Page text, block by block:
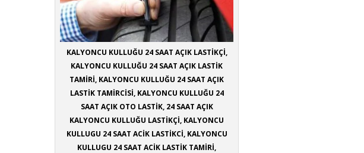
KALYONCU KULLUĞU 24 SAAT AÇIK LASTİKÇİ,
KALYONCU KULLUĞU 24 SAAT AÇIK LASTİK
TAMİRİ, KALYONCU KULLUĞU 24 SAAT AÇIK
LASTİK TAMİRCİSİ, KALYONCU KULLUĞU 24
SAAT AÇIK OTO LASTİK, 24 SAAT AÇIK
KALYONCU KULLUĞU LASTİKÇİ, KALYONCU
KULLUGU 24 SAAT ACİK LASTİKCİ, KALYONCU
KULLUGU 24 SAAT ACİK LASTİK TAMİRİ,